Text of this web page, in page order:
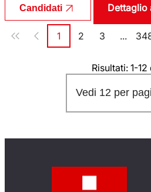
Candidati Dettaglio
Paginazione
Pagina
1 Pagina
2 Pagina
3 ...
Risultati: 1-12
Vedi 12 per